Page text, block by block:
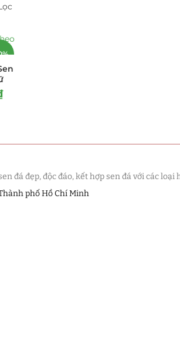
đá đẹp, độc đáo, kết hợp sen đá với các
phố Hồ Chí Minh